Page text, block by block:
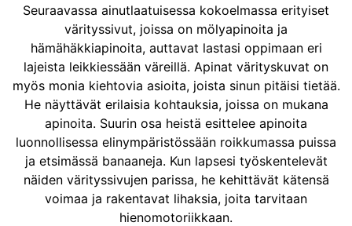
Seuraavassa ainutlaatuisessa kokoelmassa erityiset
värityssivut, joissa on mölyapinoita ja
hämähäkkiapinoita, auttavat lastasi oppimaan eri
lajeista leikkiessään väreillä. Apinat värityskuvat on
myös monia kiehtovia asioita, joista sinun pitäisi tietää.
He näyttävät erilaisia ​​kohtauksia, joissa on mukana
apinoita. Suurin osa heistä esittelee apinoita
luonnollisessa elinympäristössään roikkumassa puissa
ja etsimässä banaaneja. Kun lapsesi työskentelevät
näiden värityssivujen parissa, he kehittävät kätensä
voimaa ja rakentavat lihaksia, joita tarvitaan
hienomotoriikkaan.